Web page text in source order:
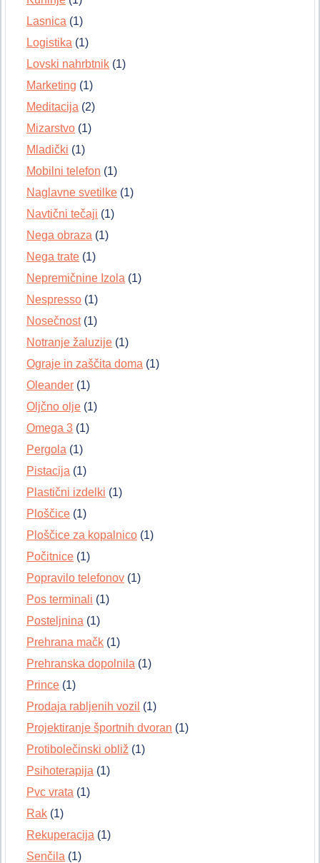
Lasnica (1)
Logistika (1)
Lovski nahrbtnik (1)
Marketing (1)
Meditacija (2)
Mizarstvo (1)
Mladički (1)
Mobilni telefon (1)
Naglavne svetilke (1)
Navtični tečaji (1)
Nega obraza (1)
Nega trate (1)
Nepremičnine Izola (1)
Nespresso (1)
Nosečnost(1)
Notranje žaluzije (1)
Ograje in zaščita doma (1)
Oleander (1)
Oljčno olje (1)
Omega 3 (1)
Pergola (1)
Pistacija (1)
Plastični izdelki (1)
Ploščice (1)
Ploščice za kopalnico (1)
Počitnice (1)
Popravilo telefonov (1)
Pos terminali (1)
Posteljnina (1)
Prehrana mačk (1)
Prehranska dopolnila (1)
Prince (1)
Prodaja rabljenih vozil (1)
Projektiranje športnih dvoran (1)
Protibolečinski obliž (1)
Psihoterapija (1)
Pvc vrata (1)
Rak (1)
Rekuperacija (1)
Senčila (1)